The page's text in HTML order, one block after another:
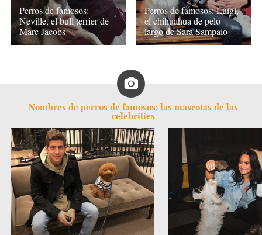
Perros de famosos:
Neville, el bull terrier de
Marc Jacobs
Perros de famosos: Luigi,
el chihuahua de pelo
largo de Sara Sampaio
Nombres de perros de famosos: las mascotas de las
celebrities